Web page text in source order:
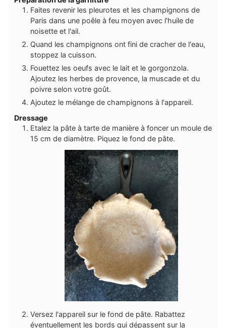
Faites revenir les pleurotes et les champignons de
Paris dans une poêle à feu moyen avec l'huile de
noisette et l'ail.
Quand les champignons ont fini de cracher de l'eau,
stoppez la cuisson.
Fouettez les oeufs avec le lait et le gorgonzola.
Ajoutez les herbes de provence, la muscade et du
poivre selon votre goût.
Ajoutez le mélange de champignons à l'appareil.
Dressage
Etalez la pâte à tarte de manière à foncer un moule de
15 cm de diamètre. Piquez le fond de pâte.
Versez l'appareil sur le fond de pâte. Rabattez
éventuellement les bords qui dépassent sur la